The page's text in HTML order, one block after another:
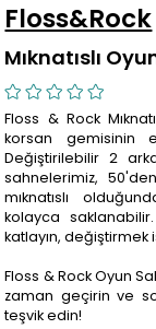
Floss&Rock
Mıknatıslı
Floss & Rock
korsan gemisinin
Değiştirilebilir 2
sahnelerimiz,
mıknatıslı
kolayca
katlayın, değiştirmek
Floss & Rock Oyun
zaman geçirin ve
teşvik edin!